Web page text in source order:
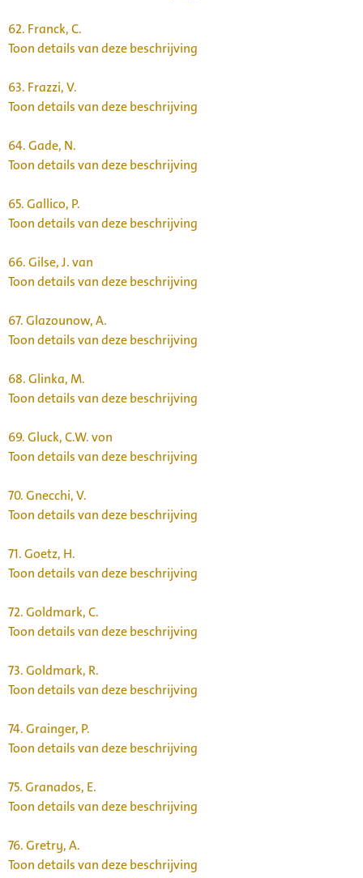
62. Franck, C.
Toon details van deze beschrijving
63. Frazzi, V.
Toon details van deze beschrijving
64.Gade, N.
Toon details van deze beschrijving
65.Gallico, P.
Toon details van deze beschrijving
66.Gilse, J. van
Toon details van deze beschrijving
67.Glazounow, A.
Toon details van deze beschrijving
68.Glinka, M.
Toon details van deze beschrijving
69.Gluck, C.W. von
Toon details van deze beschrijving
70.Gnecchi, V.
Toon details van deze beschrijving
71.Goetz, H.
Toon details van deze beschrijving
72.Goldmark, C.
Toon details van deze beschrijving
73.Goldmark, R.
Toon details van deze beschrijving
74.Grainger, P.
Toon details van deze beschrijving
75.Granados, E.
Toon details van deze beschrijving
76.Gretry, A.
Toon details van deze beschrijving